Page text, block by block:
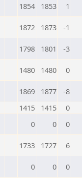
1854 1853 1
1872 1873 -1
1798 1801 -3
1480 1480 0
1869 1877 -8
1415 1415 0
0 0 0
1733 1727 6
0 0 0